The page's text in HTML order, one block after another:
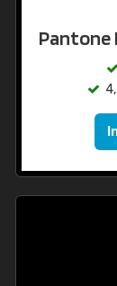
Pantone